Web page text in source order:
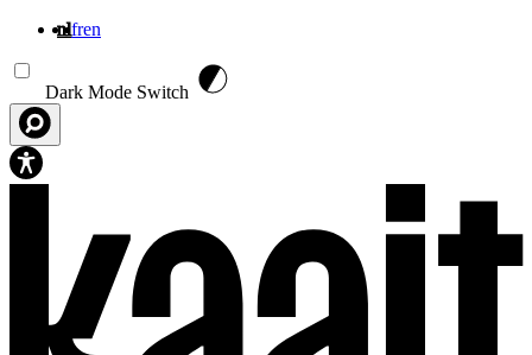
nlfren
Dark Mode Switch